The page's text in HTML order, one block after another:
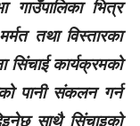
भित्र
तथा विस्तारका
सिंचाई कार्यक्रमको
पानी संकलन गर्न
साथै सिंचाइको